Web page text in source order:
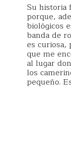
Su historia
porque,
biológicos
banda de
es curiosa,
que me
al lugar
los
pequeño.